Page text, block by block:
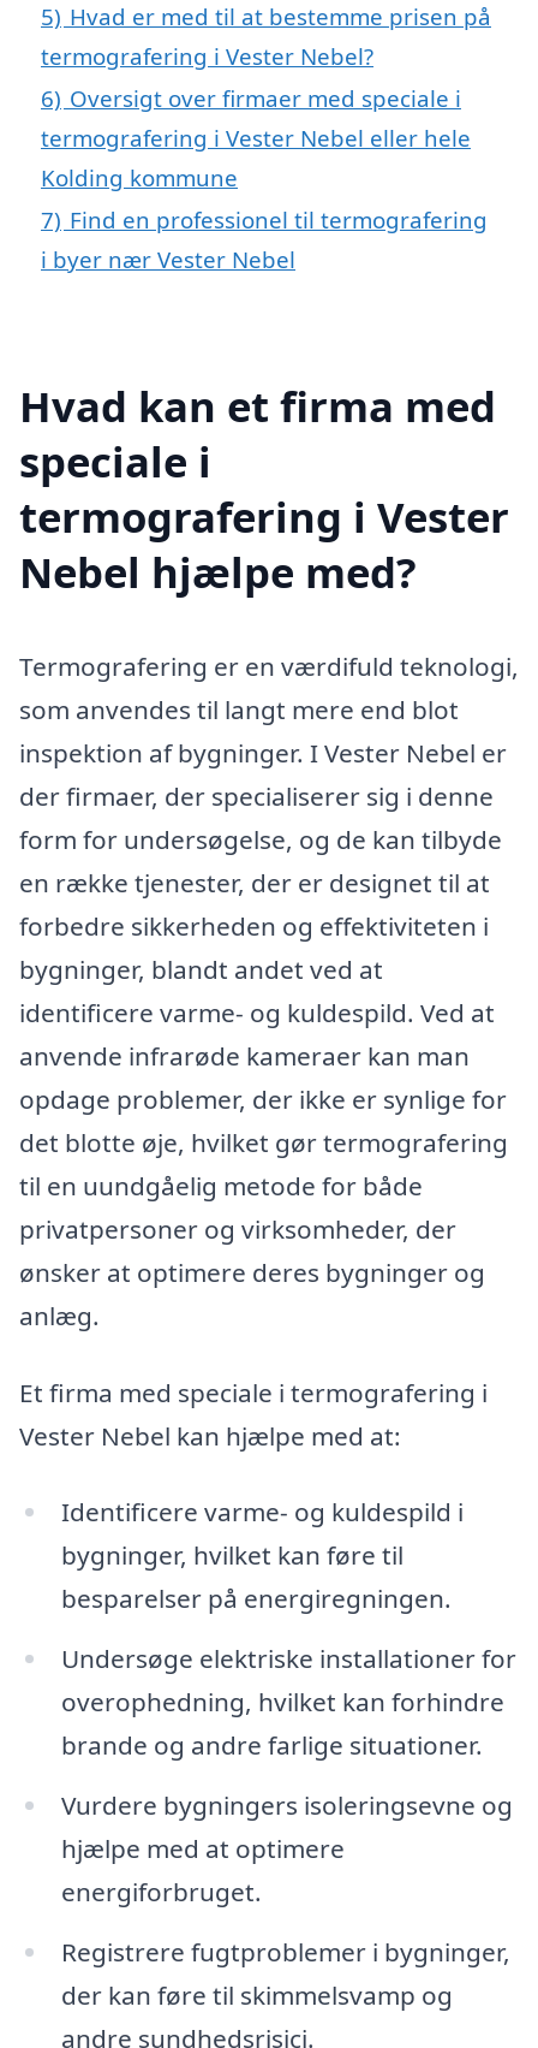
5) Hvad er med til at bestemme prisen på
termografering i Vester Nebel?
6) Oversigt over firmaer med speciale i
termografering i Vester Nebel eller hele
Kolding kommune
7) Find en professionel til termografering
i byer nær Vester Nebel
Hvad kan et firma med
speciale i
termografering i Vester
Nebel hjælpe med?
Termografering er en værdifuld teknologi,
som anvendes til langt mere end blot
inspektion af bygninger. I Vester Nebel er
der firmaer, der specialiserer sig i denne
form for undersøgelse, og de kan tilbyde
en række tjenester, der er designet til at
forbedre sikkerheden og effektiviteten i
bygninger, blandt andet ved at
identificere varme- og kuldespild. Ved at
anvende infrarøde kameraer kan man
opdage problemer, der ikke er synlige for
det blotte øje, hvilket gør termografering
til en uundgåelig metode for både
privatpersoner og virksomheder, der
ønsker at optimere deres bygninger og
anlæg.
Et firma med speciale i termografering i
Vester Nebel kan hjælpe med at:
Identificere varme- og kuldespild i
bygninger, hvilket kan føre til
besparelser på energiregningen.
Undersøge elektriske installationer for
overophedning, hvilket kan forhindre
brande og andre farlige situationer.
Vurdere bygningers isoleringsevne og
hjælpe med at optimere
energiforbruget.
Registrere fugtproblemer i bygninger,
der kan føre til skimmelsvamp og
andre sundhedsrisici.